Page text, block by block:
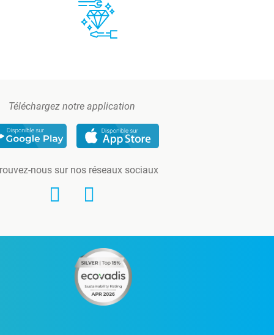
Téléchargez notre application
nous sur nos réseaux sociaux